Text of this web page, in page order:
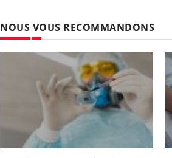
NOUS VOUS RECOMMANDONS